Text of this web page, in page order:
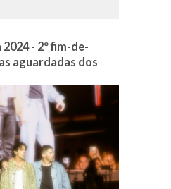
- 2º fim-de-
aguardadas dos